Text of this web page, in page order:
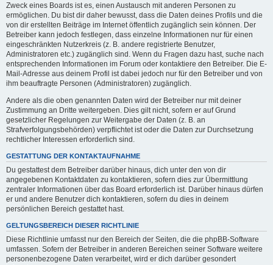
Zweck eines Boards ist es, einen Austausch mit anderen Personen zu
ermöglichen. Du bist dir daher bewusst, dass die Daten deines Profils und die
von dir erstellten Beiträge im Internet öffentlich zugänglich sein können. Der
Betreiber kann jedoch festlegen, dass einzelne Informationen nur für einen
eingeschränkten Nutzerkreis (z. B. andere registrierte Benutzer,
Administratoren etc.) zugänglich sind. Wenn du Fragen dazu hast, suche nach
entsprechenden Informationen im Forum oder kontaktiere den Betreiber. Die E-
Mail-Adresse aus deinem Profil ist dabei jedoch nur für den Betreiber und von
ihm beauftragte Personen (Administratoren) zugänglich.
Andere als die oben genannten Daten wird der Betreiber nur mit deiner
Zustimmung an Dritte weitergeben. Dies gilt nicht, sofern er auf Grund
gesetzlicher Regelungen zur Weitergabe der Daten (z. B. an
Strafverfolgungsbehörden) verpflichtet ist oder die Daten zur Durchsetzung
rechtlicher Interessen erforderlich sind.
GESTATTUNG DER KONTAKTAUFNAHME
Du gestattest dem Betreiber darüber hinaus, dich unter den von dir
angegebenen Kontaktdaten zu kontaktieren, sofern dies zur Übermittlung
zentraler Informationen über das Board erforderlich ist. Darüber hinaus dürfen
er und andere Benutzer dich kontaktieren, sofern du dies in deinem
persönlichen Bereich gestattet hast.
GELTUNGSBEREICH DIESER RICHTLINIE
Diese Richtlinie umfasst nur den Bereich der Seiten, die die phpBB-Software
umfassen. Sofern der Betreiber in anderen Bereichen seiner Software weitere
personenbezogene Daten verarbeitet, wird er dich darüber gesondert